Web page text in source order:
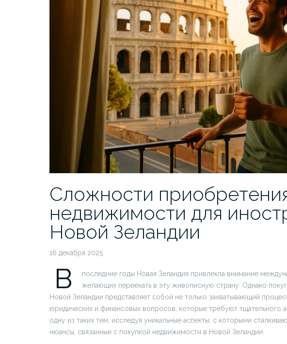
Сложности
недвижимости для
Новой Зеландии
16 декабря 2025
В
последние годы Новая Зеландия привлекла внимание
желающих переехать в эту живописную страну. Однако
Новой Зеландии представляет собой не только захватывающий
юридических и финансовых вопросов, которые требуют тщательного
одну из таких тем, исследуя уникальные аспекты, с которыми
нюансы, связанные с покупкой недвижимости в Новой Зеландии.